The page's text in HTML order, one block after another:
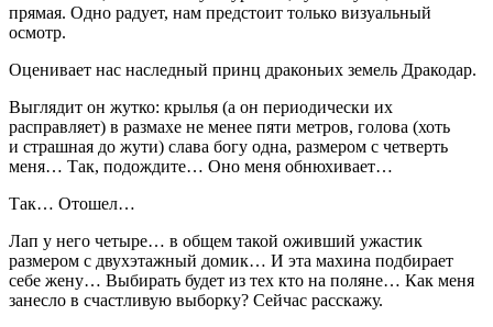
прямая. Одно радует, нам предстоит только визуальный
осмотр.
Оценивает нас наследный принц драконьих земель Дракодар.
Выглядит он жутко: крылья (а он периодически их
расправляет) в размахе не менее пяти метров, голова (хоть
и страшная до жути) слава богу одна, размером с четверть
меня… Так, подождите… Оно меня обнюхивает…
Так… Отошел…
Лап у него четыре… в общем такой оживший ужастик
размером с двухэтажный домик… И эта махина подбирает
себе жену… Выбирать будет из тех кто на поляне… Как меня
занесло в счастливую выборку? Сейчас расскажу.